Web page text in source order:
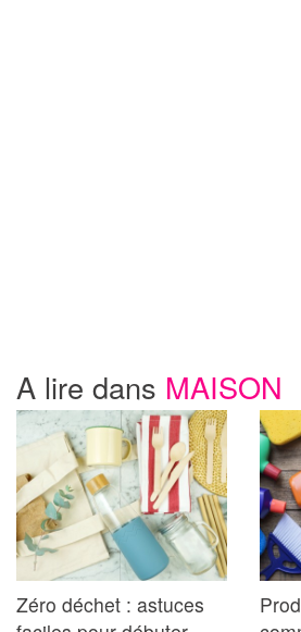
A lire dans MAISON
Zéro déchet : astuces